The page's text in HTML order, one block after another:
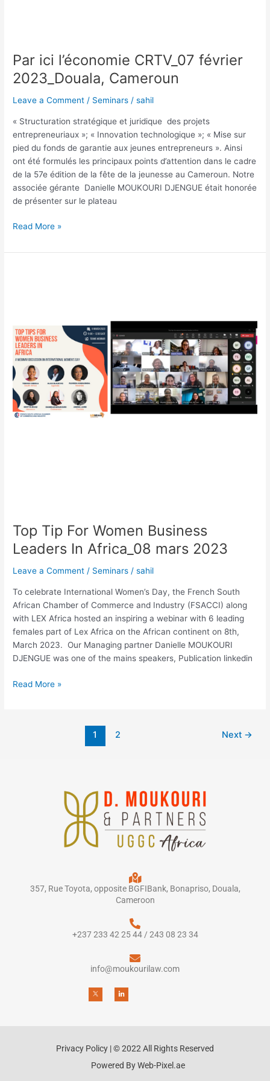
Par ici l’économie CRTV_07 février
2023_Douala, Cameroun
Leave a Comment / Seminars /sahil
« Structuration stratégique et juridique des projets
entrepreneuriaux »; « Innovation technologique »; « Mise sur
pied du fonds de garantie aux jeunes entrepreneurs ». Ainsi
ont été formulés les principaux points d’attention dans le cadre
de la 57e édition de la fête de la jeunesse au Cameroun. Notre
associée gérante Danielle MOUKOURI DJENGUE était honorée
de présenter sur le plateau
Read More »
Top Tip For Women Business
Leaders In Africa_08 mars 2023
Leave a Comment / Seminars /sahil
To celebrate International Women’s Day, the French South
African Chamber of Commerce and Industry (FSACCI) along
with LEX Africa hosted an inspiring a webinar with 6 leading
females part of Lex Africa on the African continent on 8th,
March 2023. Our Managing partner Danielle MOUKOURI
DJENGUE was one of the mains speakers, Publication linkedin
Leaders
In
Africa_08
mars
2023
Read More »
1 2 Next →
357, Rue Toyota, opposite BGFIBank, Bonapriso, Douala,
Cameroon
+237 233 42 25 44 / 243 08 23 34
info@moukourilaw.com
Privacy Policy | © 2022 All Rights Reserved
Powered By Web-Pixel.ae